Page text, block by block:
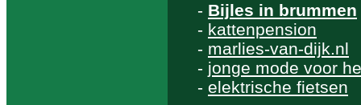
- Bijles in brummen
- kattenpension
- marlies-van-dijk.nl
- jonge mode voor
- elektrische fietsen